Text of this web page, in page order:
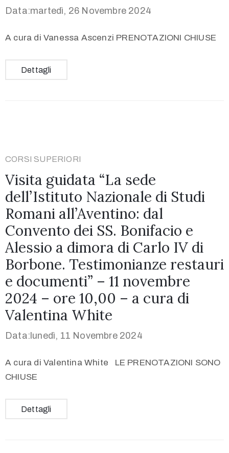
Data:martedì, 26 Novembre 2024
A cura di Vanessa Ascenzi PRENOTAZIONI CHIUSE
Dettagli
CORSI SUPERIORI
Visita guidata “La sede
dell’Istituto Nazionale di Studi
Romani all’Aventino: dal
Convento dei SS. Bonifacio e
Alessio a dimora di Carlo IV di
Borbone. Testimonianze restauri
e documenti” – 11 novembre
2024 – ore 10,00 – a cura di
Valentina White
Data:lunedì, 11 Novembre 2024
A cura di Valentina White LE PRENOTAZIONI SONO
CHIUSE
Dettagli